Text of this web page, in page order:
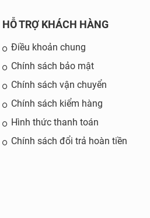
HỖ TRỢ KHÁCH HÀNG
Điều khoản chung
Chính sách bảo mật
Chính sách vận chuyển
Chính sách kiểm hàng
Hình thức thanh toán
Chính sách đổi trả hoàn tiền